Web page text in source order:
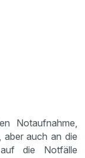
Notaufnahme,
aber auch an die
auf die Notfälle